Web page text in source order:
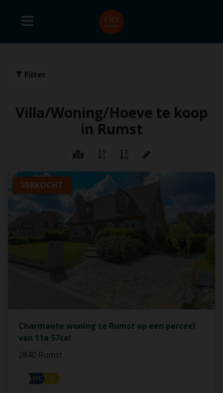
Filter
Villa/Woning/Hoeve te koop
in Rumst
VERKOCHT
Charmante woning te Rumst op een perceel
van 11a 57ca!
2840 Rumst